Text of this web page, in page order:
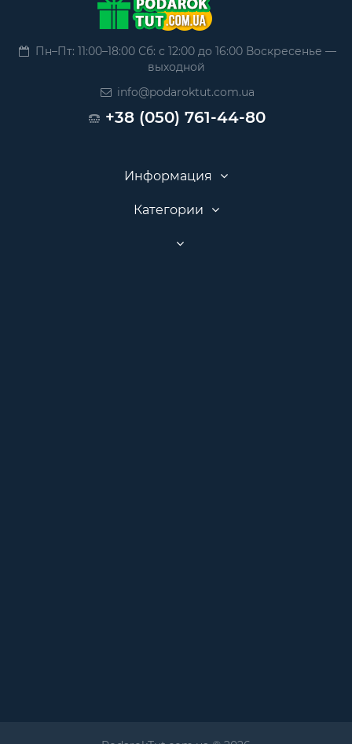
Пн–Пт: 11:00–18:00 Сб: с 12:00 до 16:00 Воскресенье —
выходной
info@podaroktut.com.ua
+38 (050) 761-44-80
Информация
Категории